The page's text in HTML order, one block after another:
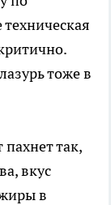
тоже в
так,
вкус
в